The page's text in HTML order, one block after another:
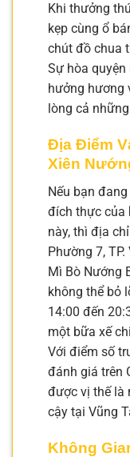
Khi thưởng
kẹp cùng ổ
chút đồ chua
Sự hòa
hưởng hương
lòng cả
Địa Điểm
Xiên
Nếu bạn
đích thực của
này, thì địa
Phường 7,
Mì Bò Nướng
không thể bỏ
14:00 đến
một bữa xế
Với điểm số
đánh giá trên
được vị thế là
cậy tại Vũng
Không